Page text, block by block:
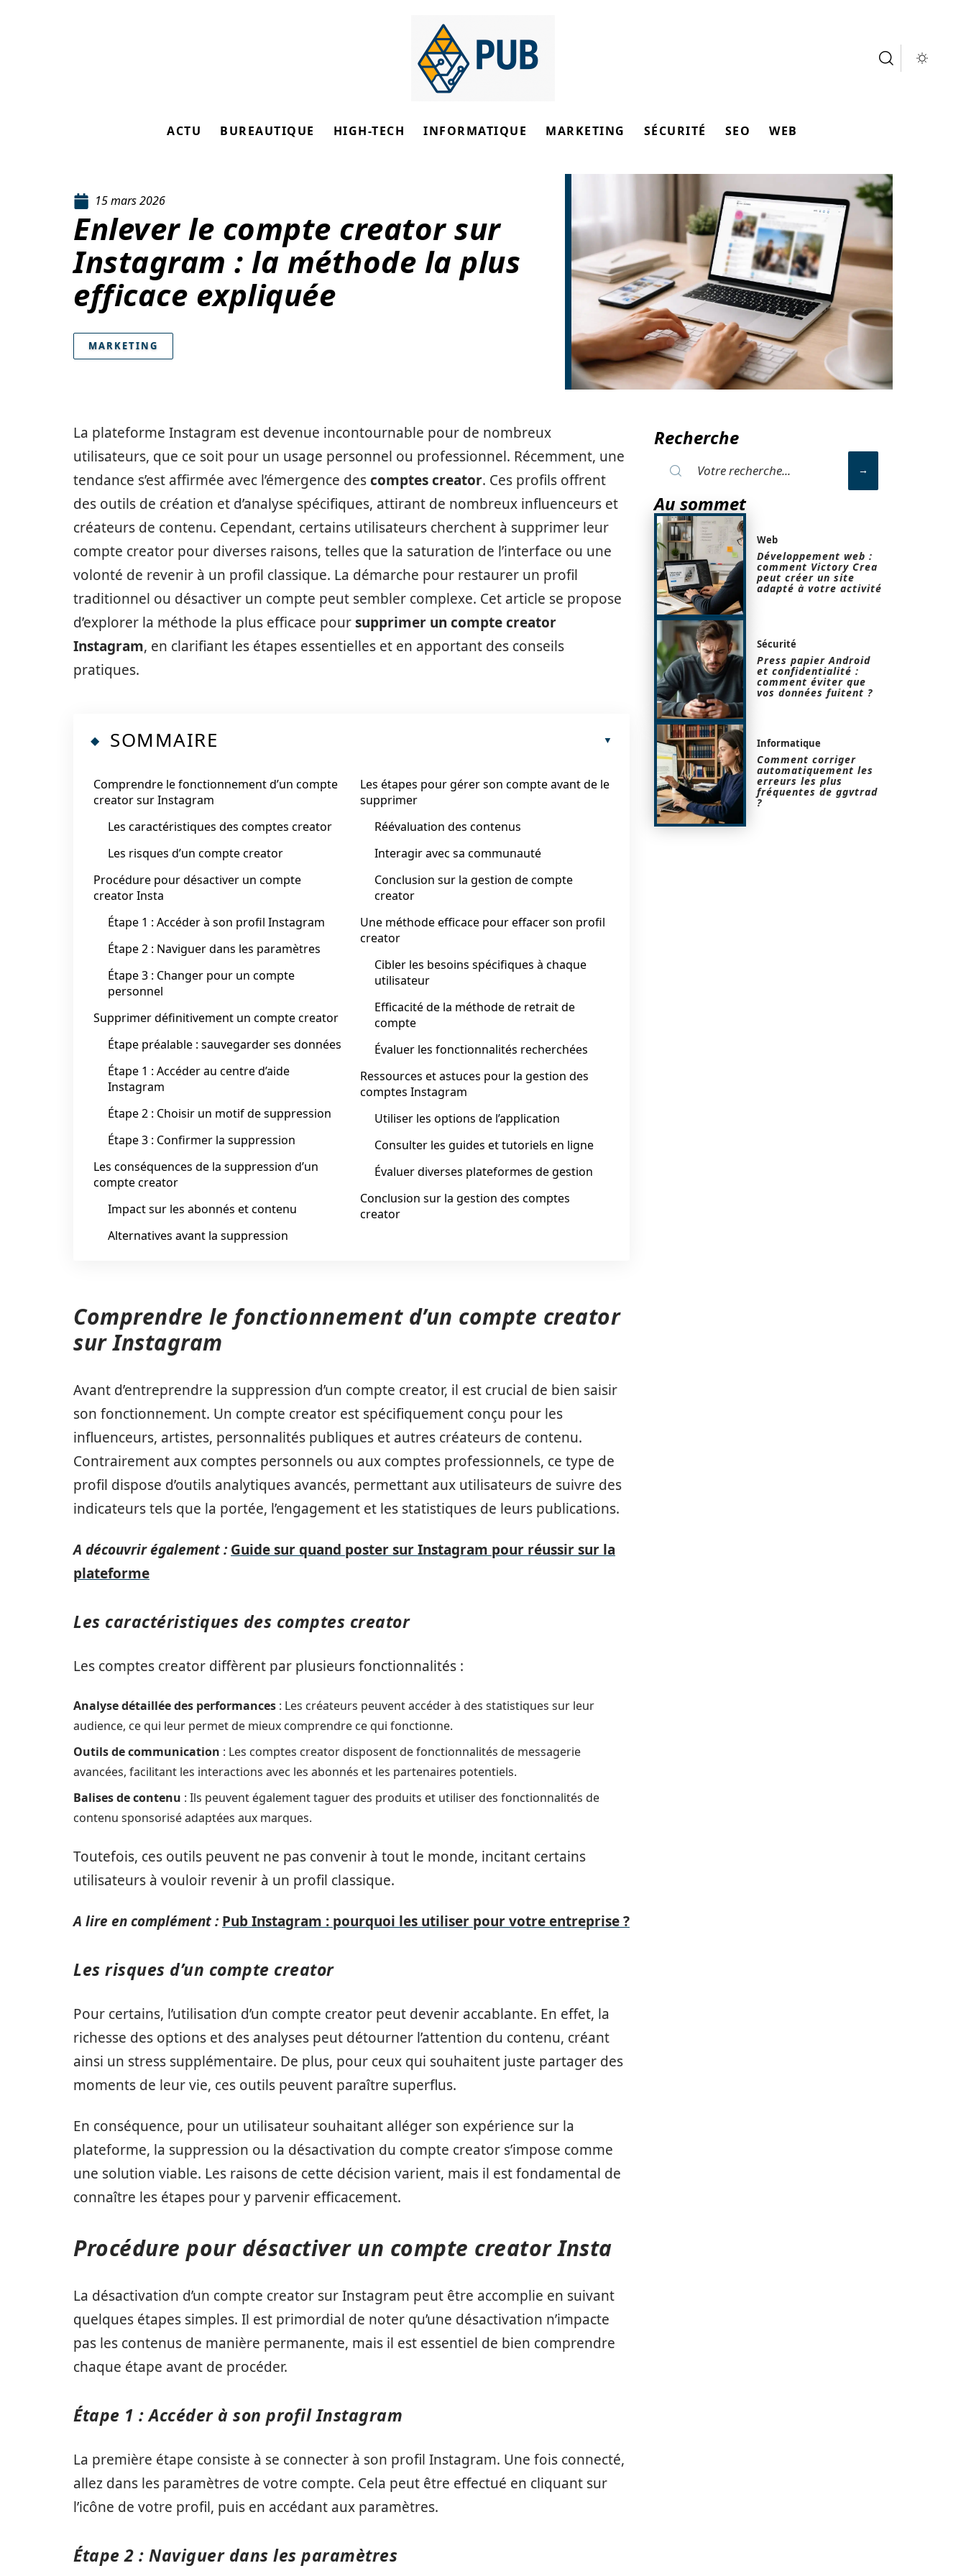
ACTU BUREAUTIQUE HIGH-TECH INFORMATIQUE MARKETING SÉCURITÉ SEO WEB
15 mars 2026
Enlever le compte creator sur
Instagram : la méthode la plus
efficace expliquée
MARKETING
La plateforme Instagram est devenue incontournable pour de nombreux
utilisateurs, que ce soit pour un usage personnel ou professionnel. Récemment, une
tendance s’est affirmée avec l’émergence descomptes creator. Ces profils offrent
des outils de création et d’analyse spécifiques, attirant de nombreux influenceurs et
créateurs de contenu. Cependant, certains utilisateurs cherchent à supprimer leur
compte creator pour diverses raisons, telles que la saturation de l’interface ou une
volonté de revenir à un profil classique. La démarche pour restaurer un profil
traditionnel ou désactiver un compte peut sembler complexe. Cet article se propose
d’explorer la méthode la plus efficace poursupprimer un compte creator
Instagram, en clarifiant les étapes essentielles et en apportant des conseils
pratiques.
SOMMAIRE
Comprendre le fonctionnement d’un compte
creator sur Instagram
Les caractéristiques des comptes creator
Les risques d’un compte creator
Procédure pour désactiver un compte
creator Insta
Étape 1 : Accéder à son profil Instagram
Étape 2 : Naviguer dans les paramètres
Étape 3 : Changer pour un compte
personnel
Supprimer définitivement un compte creator
Étape préalable : sauvegarder ses données
Étape 1 : Accéder au centre d’aide
Instagram
Étape 2 : Choisir un motif de suppression
Étape 3 : Confirmer la suppression
Les conséquences de la suppression d’un
compte creator
Impact sur les abonnés et contenu
Alternatives avant la suppression
Les étapes pour gérer son compte avant de le
supprimer
Réévaluation des contenus
Interagir avec sa communauté
Conclusion sur la gestion de compte
creator
Une méthode efficace pour effacer son profil
creator
Cibler les besoins spécifiques à chaque
utilisateur
Efficacité de la méthode de retrait de
compte
Évaluer les fonctionnalités recherchées
Ressources et astuces pour la gestion des
comptes Instagram
Utiliser les options de l’application
Consulter les guides et tutoriels en ligne
Évaluer diverses plateformes de gestion
Conclusion sur la gestion des comptes
creator
Comprendre le fonctionnement d’un compte creator
sur Instagram
Avant d’entreprendre la suppression d’un compte creator, il est crucial de bien saisir
son fonctionnement. Un compte creator est spécifiquement conçu pour les
influenceurs, artistes, personnalités publiques et autres créateurs de contenu.
Contrairement aux comptes personnels ou aux comptes professionnels, ce type de
profil dispose d’outils analytiques avancés, permettant aux utilisateurs de suivre des
indicateurs tels que la portée, l’engagement et les statistiques de leurs publications.
A découvrir également : Guide sur quand poster sur Instagram pour réussir sur la
plateforme
Les caractéristiques des comptes creator
Les comptes creator diffèrent par plusieurs fonctionnalités :
Analyse détaillée des performances : Les créateurs peuvent accéder à des statistiques sur leur
audience, ce qui leur permet de mieux comprendre ce qui fonctionne.
Outils de communication : Les comptes creator disposent de fonctionnalités de messagerie
avancées, facilitant les interactions avec les abonnés et les partenaires potentiels.
Balises de contenu : Ils peuvent également taguer des produits et utiliser des fonctionnalités de
contenu sponsorisé adaptées aux marques.
Toutefois, ces outils peuvent ne pas convenir à tout le monde, incitant certains
utilisateurs à vouloir revenir à un profil classique.
A lire en complément : Pub Instagram : pourquoi les utiliser pour votre entreprise ?
Les risques d’un compte creator
Pour certains, l’utilisation d’un compte creator peut devenir accablante. En effet, la
richesse des options et des analyses peut détourner l’attention du contenu, créant
ainsi un stress supplémentaire. De plus, pour ceux qui souhaitent juste partager des
moments de leur vie, ces outils peuvent paraître superflus.
En conséquence, pour un utilisateur souhaitant alléger son expérience sur la
plateforme, la suppression ou la désactivation du compte creator s’impose comme
une solution viable. Les raisons de cette décision varient, mais il est fondamental de
connaître les étapes pour y parvenir efficacement.
Procédure pour désactiver un compte creator Insta
La désactivation d’un compte creator sur Instagram peut être accomplie en suivant
quelques étapes simples. Il est primordial de noter qu’une désactivation n’impacte
pas les contenus de manière permanente, mais il est essentiel de bien comprendre
chaque étape avant de procéder.
Étape 1 : Accéder à son profil Instagram
La première étape consiste à se connecter à son profil Instagram. Une fois connecté,
allez dans les paramètres de votre compte. Cela peut être effectué en cliquant sur
l’icône de votre profil, puis en accédant aux paramètres.
Étape 2 : Naviguer dans les paramètres
Recherche
Au sommet
Web
Développement web :
comment Victory Crea
peut créer un site
adapté à votre activité
Sécurité
Press papier Android
et confidentialité :
comment éviter que
vos données fuitent ?
Informatique
Comment corriger
automatiquement les
erreurs les plus
fréquentes de ggvtrad
?